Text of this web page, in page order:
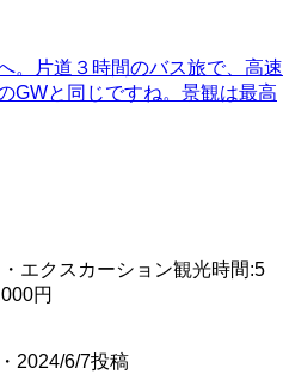
。片道３時間のバス旅で、高速
GWと同じですね。景観は最高
エクスカーション観光時間:5
円
2024/6/7投稿